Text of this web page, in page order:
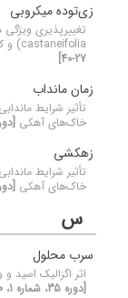
زی‌توده میکروبی
castaneifolia) و کاج رادیاتا (Pinus radiate)
27-40]
زمان مانداب
تأثیر شرایط
خاک‌های آهکی [دوره 35، شماره 2،
زهکشی
تأثیر شرایط
خاک‌های آهکی [دوره 35، شماره 2،
س
سرب محلول
اثر اگزالیک
[دوره 35، شماره 1، 1400، صفحه 75-88]